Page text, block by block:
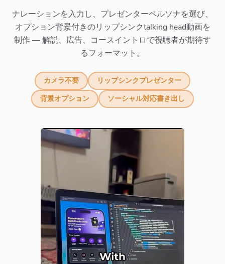
ナレーションを入力し、プレゼンターペルソナを選び、
オプション背景付きのリップシンクtalking head動画を
制作 — 解説、広告、コースイントロで視聴者が期待す
るフォーマット。
カメラ不要
リップシンクプレゼンター
背景オプション
ソーシャル対応書き出し